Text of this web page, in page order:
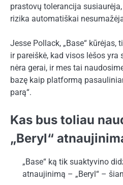
prastovų tolerancija
rizika automatiškai
Jesse Pollack, „Base“ kūrėjas,
ir pareiškė, kad visos lėšos
nėra gerai, ir mes tai
bazę kaip platformą
parą“.
Kas bus toliau
„Beryl“
„Base“ ką tik suaktyvino
atnaujinimą – „Beryl“ –